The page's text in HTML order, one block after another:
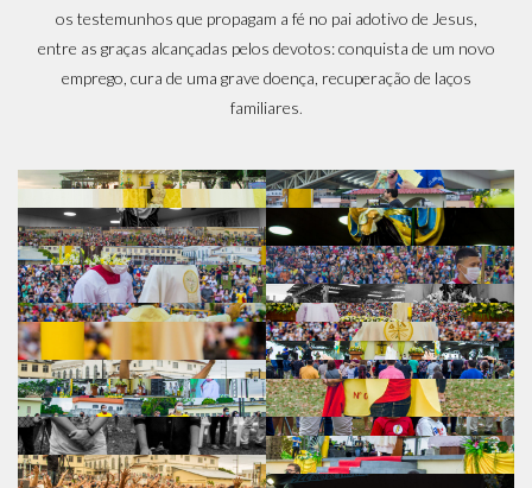
os testemunhos que propagam a fé no pai adotivo de Jesus,
entre as graças alcançadas pelos devotos: conquista de um novo
emprego, cura de uma grave doença, recuperação de laços
familiares.